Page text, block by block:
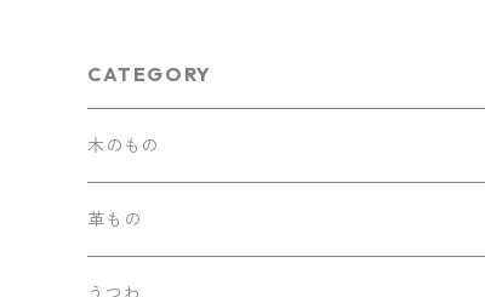
CATEGORY
木のもの
革もの